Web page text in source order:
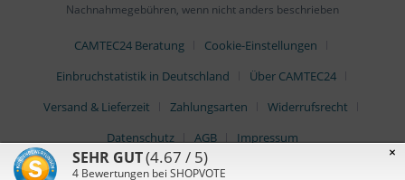
Nachnahmegebühren, wenn nicht anders beschrieben
CAMTEC24 Beratung
Cookie-Einstellungen
Einbruchstatistik in Deutschland
Über CAMTEC24
Versand & Lieferzeit
Zahlungsarten
Widerrufsrecht
Datenschutz
AGB Impressum
×
SEHR GUT(4.67 / 5)
4 Bewertungen bei SHOPVOTE